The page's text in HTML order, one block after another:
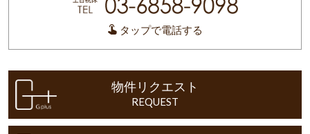
タップで電話する
物件リクエスト
REQUEST